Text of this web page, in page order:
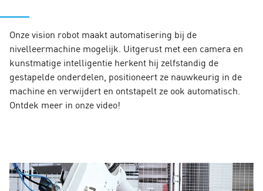
Onze vision robot maakt automatisering bij de
nivelleermachine mogelijk. Uitgerust met een camera en
kunstmatige intelligentie herkent hij zelfstandig de
gestapelde onderdelen, positioneert ze nauwkeurig in de
machine en verwijdert en ontstapelt ze ook automatisch.
Ontdek meer in onze video!